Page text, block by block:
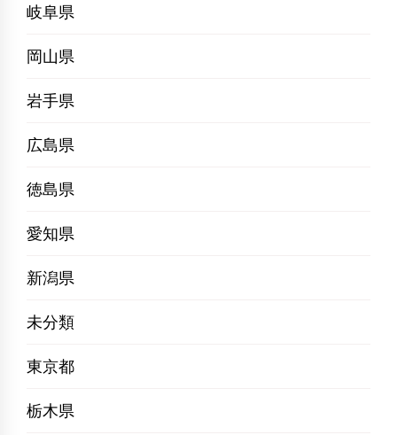
岐阜県
岡山県
岩手県
広島県
徳島県
愛知県
新潟県
未分類
東京都
栃木県